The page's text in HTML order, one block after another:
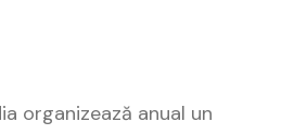
organizează anual un